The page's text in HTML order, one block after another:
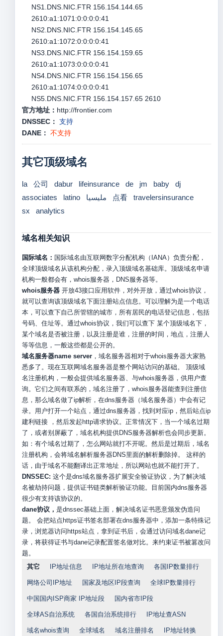
NS1.DNS.NIC.FTR 156.154.144.65
2610:a1:1071:0:0:0:0:41
NS2.DNS.NIC.FTR 156.154.145.65
2610:a1:1072:0:0:0:0:41
NS3.DNS.NIC.FTR 156.154.159.65
2610:a1:1073:0:0:0:0:41
NS4.DNS.NIC.FTR 156.154.156.65
2610:a1:1074:0:0:0:0:41
NS5.DNS.NIC.FTR 156.154.157.65 2610
官方地址： http://frontier.com
DNSSEC： 支持
DANE： 不支持
其它顶级域名
la 公司 dabur lifeinsurance de jm baby
dj
associates
latino مليسيا 点看
travelersinsurance
sx
analytics
域名相关知识
国际域名： 国际域名由互联网数字分配机构（IANA）负责分配，
全球顶级域名从该机构分配，录入顶级域名基础库。顶级域名申请
机构一般都会有，whois服务器，DNS服务器等。
whois服务器开放43接口应用软件，对外开放，通过whois协议，
就可以查询该顶级域名下面注册站点信息。可以理解为是一个电话
本，可以查下自己所管辖的城市，所有居民的电话登记信息，包括
号码、住址等。通过whois协议，我们可以查下 某个顶级域名下，
某个域名是否被注册，以及注册是谁，注册的时间，地点，注册人
等等信息，一般这些都是公开的。
域名服务器name server，域名服务器相对于whois服务器大家熟
悉多了。现在互联网域名服务器是整个网站访问的基础。 顶级域
名注册机构，一般会提供域名服务器、与whois服务器，供用户查
询。它们之间有联系的，域名注册了，whois服务器能查到注册信
息，那么域名做了ip解析，在dns服务器（域名服务器）中会有记
录。用户打开一个站点，通过dns服务器，找到对应ip，然后站点ip
建利链接 ，然后发起http请求协议。正常情况下，当一个域名过期
了，或者别屏蔽了，域名机构提供DNS服务器解析也会同步更新。
如：有个域名过期了，怎么网站就打不开呢。然后是过期后，域名
注册机构，会将域名解析服务器DNS里面的解析删除掉。 这样的
话，由于域名不能翻译出正常地址，所以网站也就不能打开了。
DNSSEC: 这个是dns域名服务器扩展安全验证协议，为了解决域
名被劫持问题，提供证书链类解析验证功能。目前国内dns服务器
很少有支持该协议的。
dane协议， 是dnssec基础上面，解决域名证书恶意颁发伪造问
题。 会把站点https证书签名部署在dns服务器中，添加一条特殊记
录，浏览器访问https站点，拿到证书后，会通过访问域名dane记
录，将获得证书与dane记录配置签名做对比。来约束证书被篡改问
题。
其它
IP地址信息 IP地址所在地查询 各国IP数量排行
网络公司IP地址 国家及地区IP段查询 全球IP数量排行
中国国内ISP商家 IP地址段 国内省市IP段
全球AS自治系统 各国自治系统排行 IP地址查ASN
域名whois查询 全球域名 域名注册排名 IP地址转换